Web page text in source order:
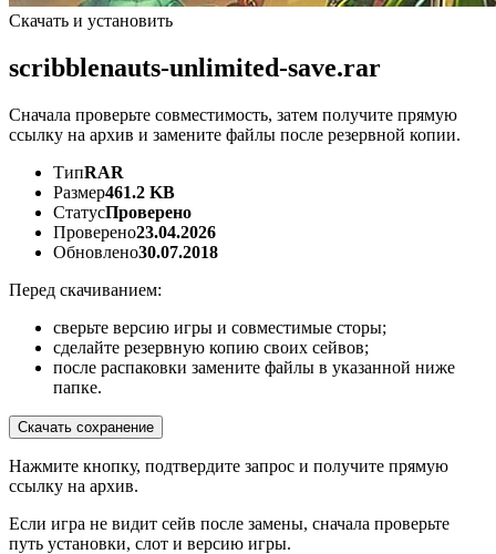
Скачать и установить
scribblenauts-unlimited-save.rar
Сначала проверьте совместимость, затем получите прямую
ссылку на архив и замените файлы после резервной копии.
ТипRAR
Размер461.2 KB
СтатусПроверено
Проверено23.04.2026
Обновлено30.07.2018
Перед скачиванием:
сверьте версию игры и совместимые сторы;
сделайте резервную копию своих сейвов;
после распаковки замените файлы в указанной ниже
папке.
Скачать сохранение
Нажмите кнопку, подтвердите запрос и получите прямую
ссылку на архив.
Если игра не видит сейв после замены, сначала проверьте
путь установки, слот и версию игры.